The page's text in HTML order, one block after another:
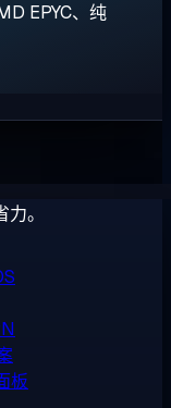
EPYC、纯
。
板